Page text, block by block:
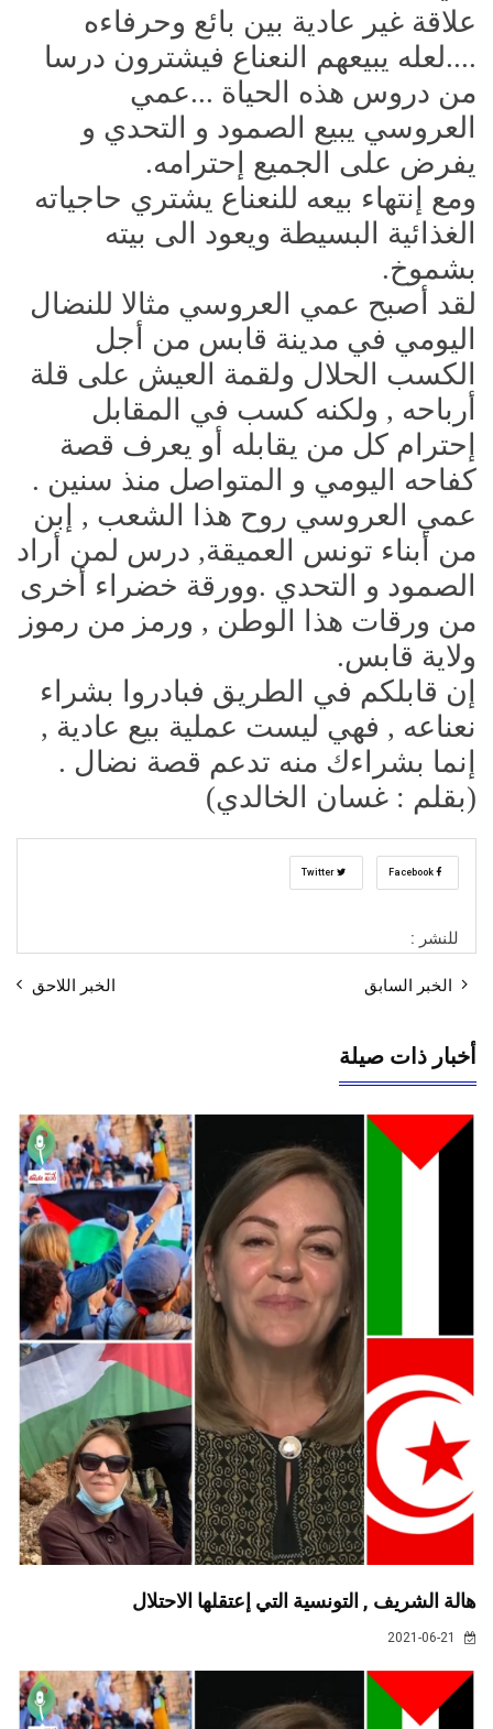
علاقة غير عادية بين بائع وحرفاءه
....لعله يبيعهم النعناع فيشترون درسا
من دروس هذه الحياة ...عمي
العروسي يبيع الصمود و التحدي و
يفرض على الجميع إحترامه.
ومع إنتهاء بيعه للنعناع يشتري حاجياته
الغذائية البسيطة ويعود الى بيته
بشموخ.
لقد أصبح عمي العروسي مثالا للنضال
اليومي في مدينة قابس من أجل
الكسب الحلال ولقمة العيش على قلة
أرباحه , ولكنه كسب في المقابل
إحترام كل من يقابله أو يعرف قصة
كفاحه اليومي و المتواصل منذ سنين .
عمي العروسي روح هذا الشعب , إبن
من أبناء تونس العميقة, درس لمن أراد
الصمود و التحدي .وورقة خضراء أخرى
من ورقات هذا الوطن , ورمز من رموز
ولاية قابس.
إن قابلكم في الطريق فبادروا بشراء
نعناعه , فهي ليست عملية بيع عادية ,
إنما بشراءك منه تدعم قصة نضال .
(بقلم : غسان الخالدي)
للنشر :
الخبر السابق الخبر اللاحق
أخبار ذات صيلة
هالة الشريف , التونسية التي إعتقلها الاحتلال